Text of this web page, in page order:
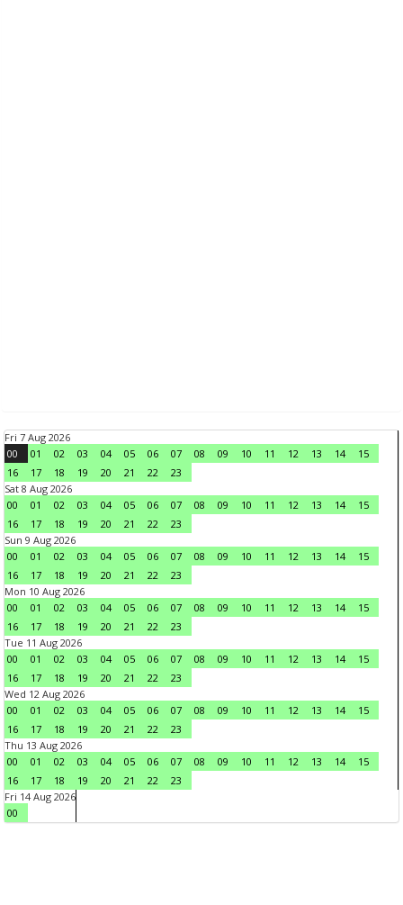
Fri 7 Aug 2026
00
01 02 03 04 05 06 07 08 09 10 11 12 13 14
15
16
17 18 19 20 21 22
23
Sat 8 Aug 2026
00
01 02 03 04 05 06 07 08 09 10 11 12 13 14
15
16
17 18 19 20 21 22
23
Sun 9 Aug 2026
00
01 02 03 04 05 06 07 08 09 10 11 12 13 14
15
16
17 18 19 20 21 22
23
Mon 10 Aug 2026
00
01 02 03 04 05 06 07 08 09 10 11 12 13 14
15
16
17 18 19 20 21 22
23
Tue 11 Aug 2026
00
01 02 03 04 05 06 07 08 09 10 11 12 13 14
15
16
17 18 19 20 21 22
23
Wed 12 Aug 2026
00
01 02 03 04 05 06 07 08 09 10 11 12 13 14
15
16
17 18 19 20 21 22
23
Thu 13 Aug 2026
00
01 02 03 04 05 06 07 08 09 10 11 12 13 14
15
16
17 18 19 20 21 22
23
Fri 14 Aug 2026
00